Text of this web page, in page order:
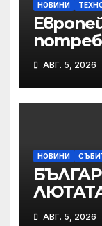
НОВИНИ
АВГ. 5, 2026
НОВИНИ
АВГ. 5, 2026